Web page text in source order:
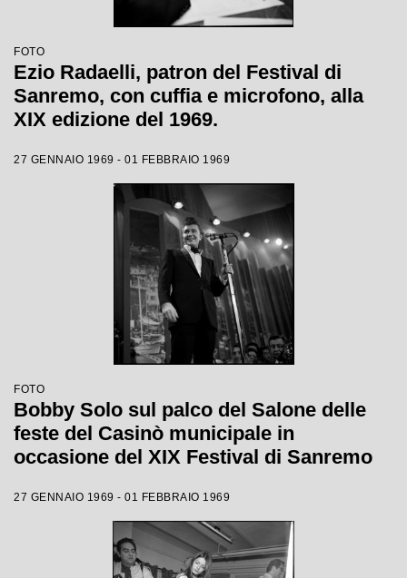
FOTO
Ezio Radaelli, patron del Festival di
Sanremo, con cuffia e microfono, alla
XIX edizione del 1969.
27 GENNAIO 1969 - 01 FEBBRAIO 1969
FOTO
Bobby Solo sul palco del Salone delle
feste del Casinò municipale in
occasione del XIX Festival di Sanremo
27 GENNAIO 1969 - 01 FEBBRAIO 1969